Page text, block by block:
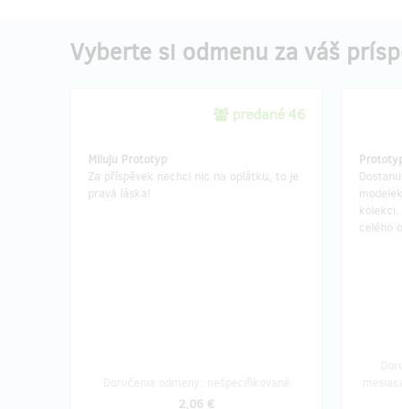
Vyberte si odmenu za váš
predané 46
Miluju Prototyp
Za příspěvek nechci nic na oplátku, to je
pravá láska!
2,06 €
kolekci.
celého